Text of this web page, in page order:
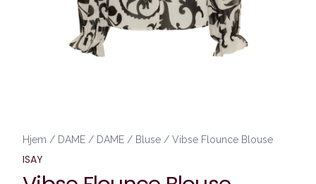
Hjem / DAME / DAME / Bluse / Vibse Flounce Blouse
ISAY